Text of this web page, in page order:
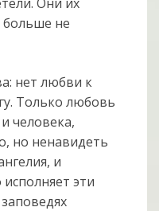
больше не
нет любви к
Только любовь
человека,
но ненавидеть
и
эти